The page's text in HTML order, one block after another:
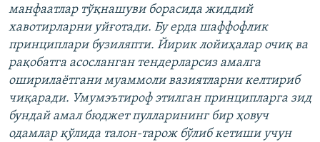
манфаатлар тўқнашуви борасида жиддий
хавотирларни уйғотади. Бу ерда шаффофлик
принциплари бузиляпти. Йирик лойиҳалар очиқ ва
рақобатга асосланган тендерларсиз амалга
оширилаётгани муаммоли вазиятларни келтириб
чиқаради. Умумэътироф этилган принципларга зид
бундай амал бюджет пулларининг бир ҳовуч
одамлар қўлида талон-тарож бўлиб кетиши учун